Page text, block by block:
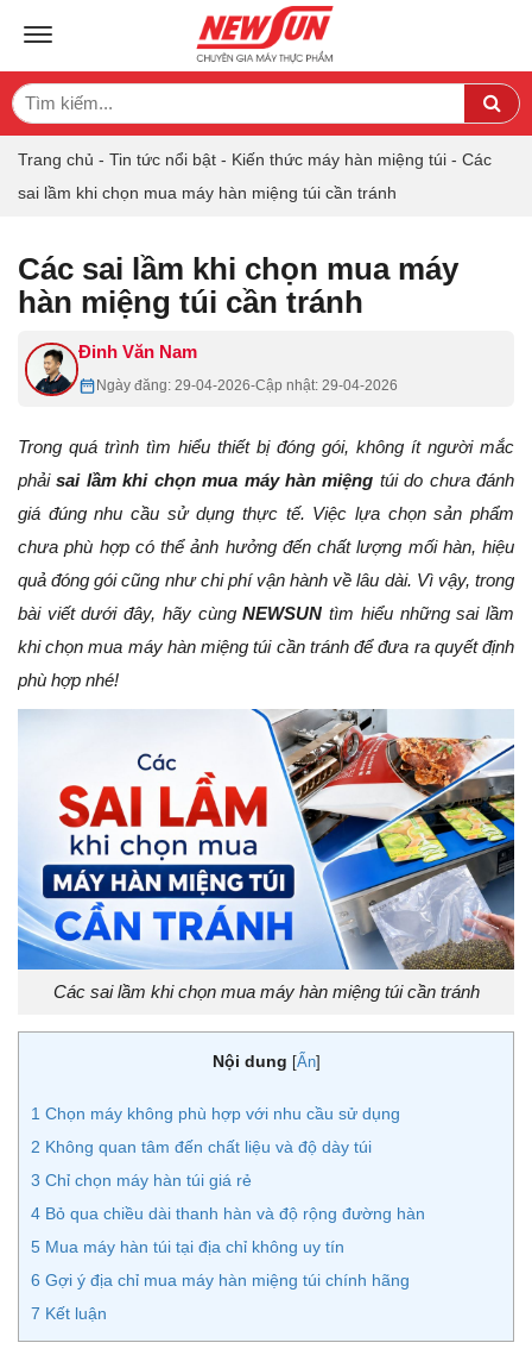
TOGGLE NAVIGATION
Search
for:
Trang chủ - Tin tức nổi bật - Kiến thức máy hàn miệng túi - Các
sai lầm khi chọn mua máy hàn miệng túi cần tránh
Các sai lầm khi chọn mua máy
hàn miệng túi cần tránh
Đinh Văn Nam
Ngày đăng: 29-04-2026-Cập nhật: 29-04-2026
Trong quá trình tìm hiểu thiết bị đóng gói, không ít người mắc
phảisai lầm khi chọn mua máy hàn miệng túi do chưa đánh
giá đúng nhu cầu sử dụng thực tế. Việc lựa chọn sản phẩm
chưa phù hợp có thể ảnh hưởng đến chất lượng mối hàn, hiệu
quả đóng gói cũng như chi phí vận hành về lâu dài. Vì vậy, trong
bài viết dưới đây, hãy cùngNEWSUN tìm hiểu những sai lầm
khi chọn mua máy hàn miệng túi cần tránh để đưa ra quyết định
phù hợp nhé!
Các sai lầm khi chọn mua máy hàn miệng túi cần tránh
Nội dung [Ẩn]
1 Chọn máy không phù hợp với nhu cầu sử dụng
2 Không quan tâm đến chất liệu và độ dày túi
3 Chỉ chọn máy hàn túi giá rẻ
4 Bỏ qua chiều dài thanh hàn và độ rộng đường hàn
5 Mua máy hàn túi tại địa chỉ không uy tín
6 Gợi ý địa chỉ mua máy hàn miệng túi chính hãng
7 Kết luận